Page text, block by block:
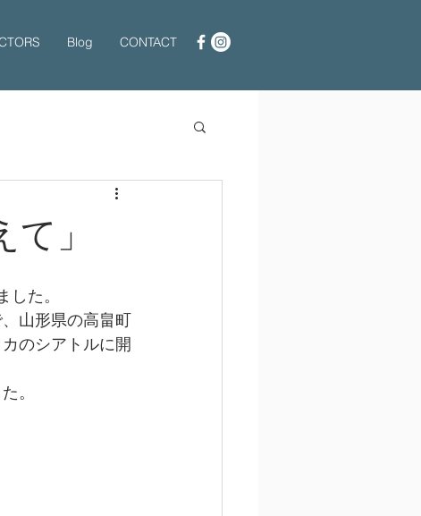
Blog CONTACT
」
た。
山形県の高畠町
のシアトルに開
。